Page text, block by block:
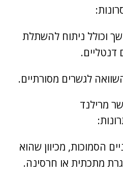
וכולל ניתוח להשתלת
דנטליים.
לגשרים מסורתיים.
מרילנד
הסמוכות, מכיוון שהוא
מתכתית או חרסינה.